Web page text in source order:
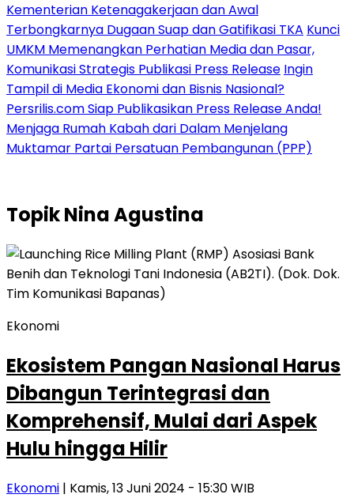
Kementerian Ketenagakerjaan dan Awal
Terbongkarnya Dugaan Suap dan Gatifikasi TKA Kunci
UMKM Memenangkan Perhatian Media dan Pasar,
Komunikasi Strategis Publikasi Press Release Ingin
Tampil di Media Ekonomi dan Bisnis Nasional?
Persrilis.com Siap Publikasikan Press Release Anda!
Menjaga Rumah Kabah dari Dalam Menjelang
Muktamar Partai Persatuan Pembangunan (PPP)
TopikNina Agustina
Ekonomi
Ekosistem Pangan Nasional Harus
Dibangun Terintegrasi dan
Komprehensif, Mulai dari Aspek
Hulu hingga Hilir
Ekonomi | Kamis, 13 Juni 2024 - 15:30 WIB